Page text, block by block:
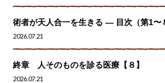
術者が天人合一を生きる — 目次（第1〜
2026.07.21
終章 人そのものを診る医療【８】
2026.07.21